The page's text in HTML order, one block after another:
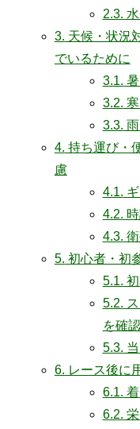
2.3.
3. 天候・状況
でいるために
3.1.
3.2.
3.3.
4. 持ち運び・
慮
4.1.
4.2.
4.3.
5. 初心者・初
5.1.
5.2.
を確認
5.3.
6. レース後に
6.1.
6.2.